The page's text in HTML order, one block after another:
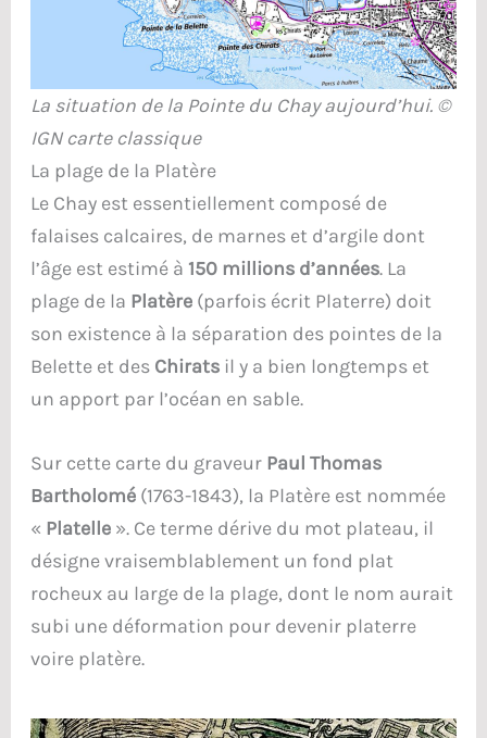
La situation de la Pointe du Chay aujourd’hui. ©
IGN carte classique
La plage de la Platère
Le Chay est essentiellement composé de
falaises calcaires, de marnes et d’argile dont
l’âge est estimé à 150 millions d’années. La
plage de la Platère (parfois écrit Platerre) doit
son existence à la séparation des pointes de la
Belette et des Chirats il y a bien longtemps et
un apport par l’océan en sable.
Sur cette carte du graveur Paul Thomas
Bartholomé(1763-1843), la Platère est nommée
« Platelle». Ce terme dérive du mot plateau, il
désigne vraisemblablement un fond plat
rocheux au large de la plage, dont le nom aurait
subi une déformation pour devenir platerre
voire platère.